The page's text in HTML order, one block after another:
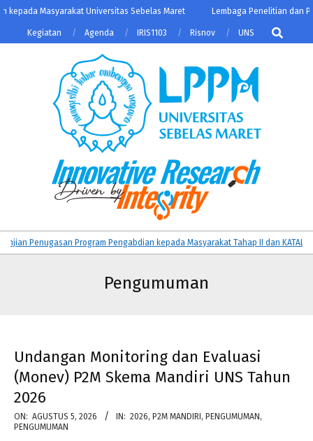
Skip
content
Masyarakat Universitas Sebelas Maret Lembaga Penelitian dan
Kegiatan Agenda IRIS1103 Risnov UNS
Search
LPPM
UNS
Primary
Navigation
Penugasan Program Pengabdian kepada Masyarakat Tahap II dan KATALIS
Pengumuman
Undangan Monitoring dan Evaluasi
(Monev) P2M Skema Mandiri UNS Tahun
2026
2026-
08-
ON: AGUSTUS 5, 2026 IN: 2026, P2M MANDIRI , PENGUMUMAN ,
PENGUMUMAN